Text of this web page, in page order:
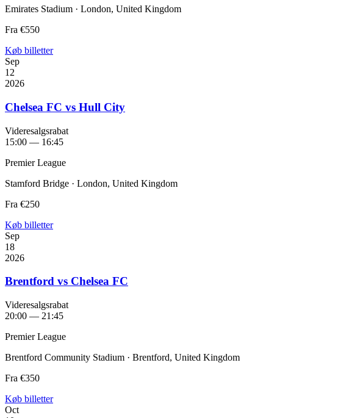
Emirates Stadium · London, United Kingdom
Fra €550
Køb billetter
Sep
12
2026
Chelsea FC vs Hull City
Videresalgsrabat
15:00 — 16:45
Premier League
Stamford Bridge · London, United Kingdom
Fra €250
Køb billetter
Sep
18
2026
Brentford vs Chelsea FC
Videresalgsrabat
20:00 — 21:45
Premier League
Brentford Community Stadium · Brentford, United Kingdom
Fra €350
Køb billetter
Oct